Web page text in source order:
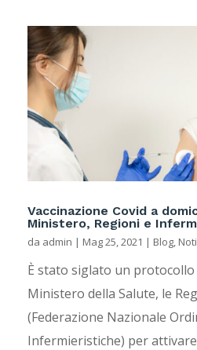
Vaccinazione Covid a
Ministero, Regioni e
da admin | Mag 25, 2021 | Blog,
È stato siglato un
Ministero della Salute, le
(Federazione Nazionale
Infermieristiche) per